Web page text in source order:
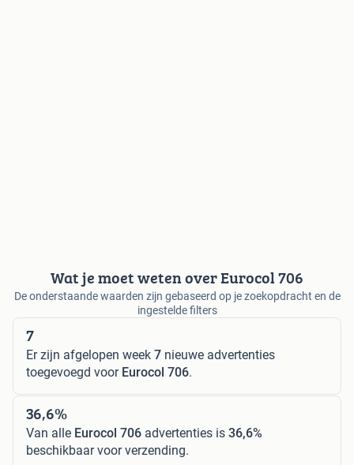
Wat je moet weten over Eurocol 706
De onderstaande waarden zijn gebaseerd op je zoekopdracht en de
ingestelde filters
7
Er zijn afgelopen week 7 nieuwe advertenties
toegevoegd voor Eurocol 706.
36,6%
Van alle Eurocol 706 advertenties is 36,6%
beschikbaar voor verzending.